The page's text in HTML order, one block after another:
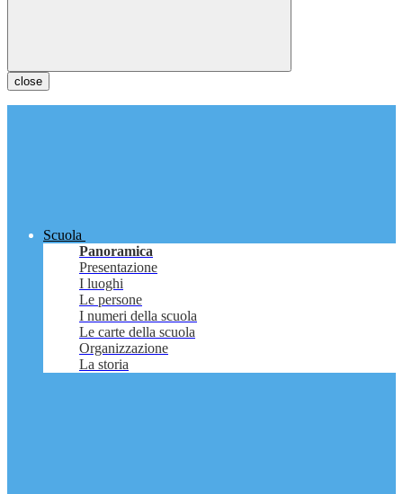
close
Scuola
Panoramica
Presentazione
I luoghi
Le persone
I numeri della scuola
Le carte della scuola
Organizzazione
La storia